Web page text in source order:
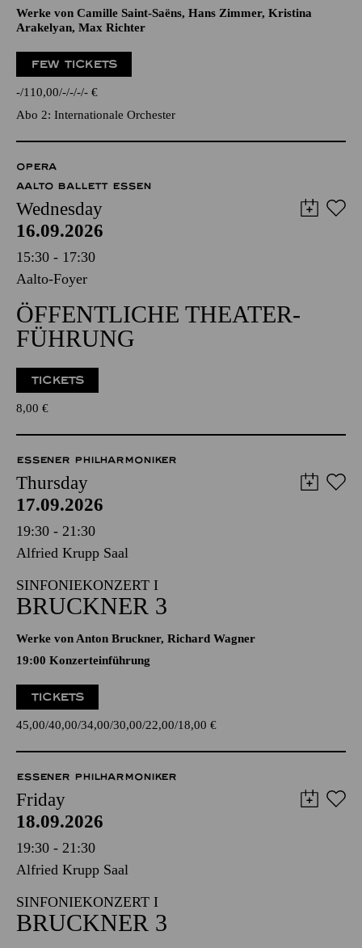
Werke von Camille Saint-Saëns, Hans Zimmer, Kristina
Arakelyan, Max Richter
FEW TICKETS
- 110,00 - - - - €
Abo 2: Internationale Orchester
OPERA
AALTO BALLETT ESSEN
Wednesday
16.09.2026
15:30 - 17:30
Aalto-Foyer
ÖFFENTLICHE THEATER­
FÜHRUNG
TICKETS
8,00 €
ESSENER PHILHARMONIKER
Thursday
17.09.2026
19:30 - 21:30
Alfried Krupp Saal
SINFONIEKONZERT I
BRUCKNER 3
Werke von Anton Bruckner, Richard Wagner
19:00 Konzerteinführung
TICKETS
45,00 40,00 34,00 30,00 22,00 18,00 €
ESSENER PHILHARMONIKER
Friday
18.09.2026
19:30 - 21:30
Alfried Krupp Saal
SINFONIEKONZERT I
BRUCKNER 3